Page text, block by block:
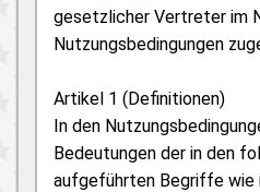
gesetzlicher Vertreter im
Nutzungsbedingungen
Artikel 1 (Definitionen)
In den
Bedeutungen der in den
aufgeführten Begriffe wie